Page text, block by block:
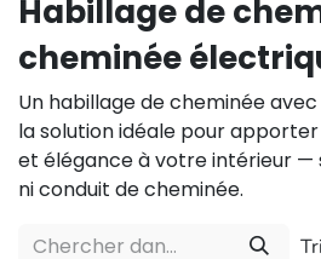
Habillage de
cheminée
Un habillage de cheminée
la solution idéale pour
et élégance à votre intérieur —
ni conduit de cheminée.